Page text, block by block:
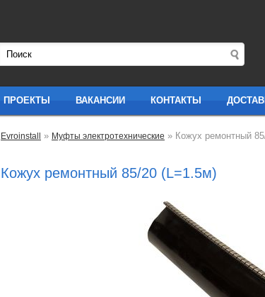
ПРОЕКТЫ ВАКАНСИИ КОНТАКТЫ
Evroinstall » Муфты электротехнические » Кожух ремонтный
Кожух ремонтный 85/20 (L=1.5м)